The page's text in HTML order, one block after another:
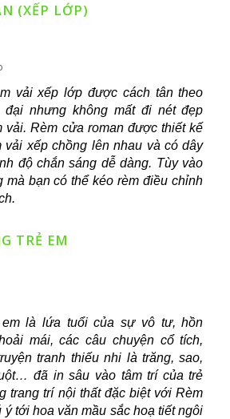
(XẾP LỚP)
vải xếp lớp được cách tân theo
đại nhưng không mất đi nét đẹp
vải. Rèm cửa roman được thiết kế
vải xếp chồng lên nhau và có dây
độ chắn sáng dễ dàng. Tùy vào
mà bạn có thể kéo rèm điều chỉnh
TRẺ EM
là lứa tuổi của sự vô tư, hồn
mái, các câu chuyện cổ tích,
tranh thiếu nhi là trăng, sao,
đã in sâu vào tâm trí của trẻ
trang trí nội thất đặc biệt với Rèm
ý tới hoa văn mầu sắc hoạ tiết ngôi